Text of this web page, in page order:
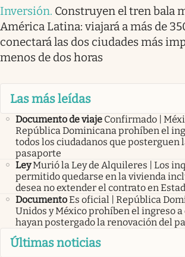
Inversión. Construyen el tren bala
América Latina: viajará a más de
conectará las dos ciudades más
menos de dos horas
Las más leídas
Documento de viaje Confirmado |
República Dominicana prohíben el
todos los ciudadanos que posterguen
pasaporte
LeyMurió la Ley de Alquileres | Los
permitido quedarse en la vivienda
desea no extender el contrato en
DocumentoEs oficial | República
Unidos y México prohíben el ingreso a
hayan postergado la renovación del
Últimas noticias